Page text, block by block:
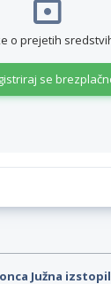
o prejetih
se
Južna